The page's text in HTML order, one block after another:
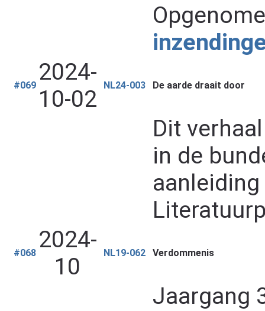
#069 2024-
10-02
NL24-003 De aarde draait door
Dit
in de
#068 2024-
10
NL19-062 Verdommenis
Jaargang